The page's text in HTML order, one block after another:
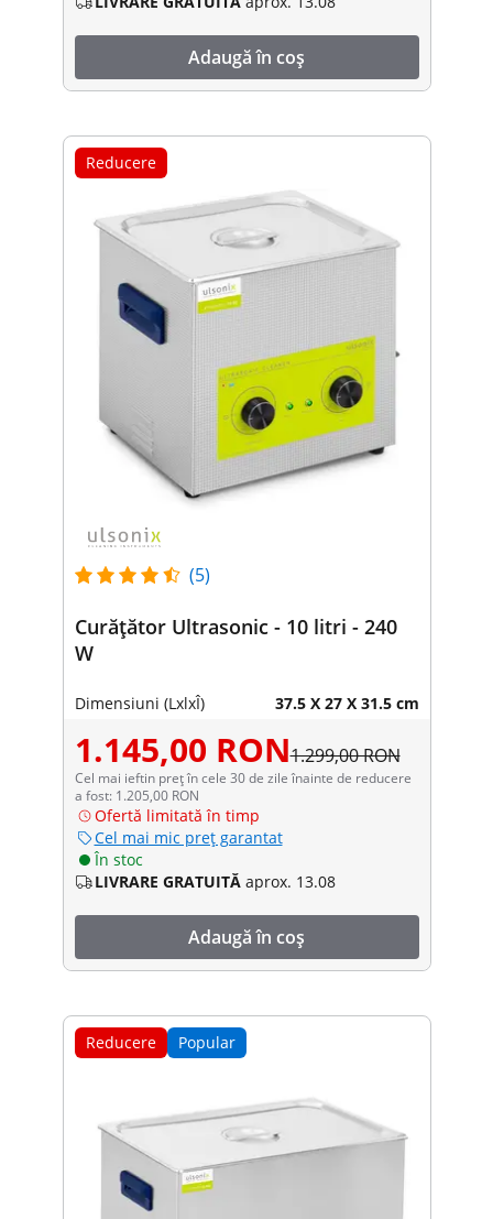
Adaugă în coș
Reducere
(5)
Curățător Ultrasonic - 10 litri - 240
W
Dimensiuni (LxlxÎ) 37.5 X 27 X 31.5 cm
1.145,00 RON1.299,00 RON
Cel mai ieftin preț în cele 30 de zile înainte de reducere
a fost: 1.205,00 RON
Ofertă limitată în timp
Cel mai mic preț garantat
În stoc
LIVRARE GRATUITĂ aprox. 13.08
Adaugă în coș
Reducere Popular